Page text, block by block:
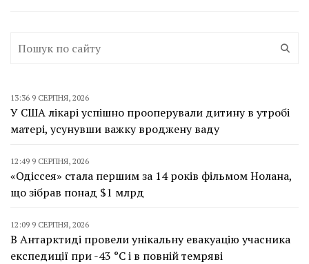
13:36 9 СЕРПНЯ, 2026
У США лікарі успішно прооперували дитину в утробі
матері, усунувши важку вроджену ваду
12:49 9 СЕРПНЯ, 2026
«Одіссея» стала першим за 14 років фільмом Нолана,
що зібрав понад $1 млрд
12:09 9 СЕРПНЯ, 2026
В Антарктиді провели унікальну евакуацію учасника
експедиції при -43 °C і в повній темряві